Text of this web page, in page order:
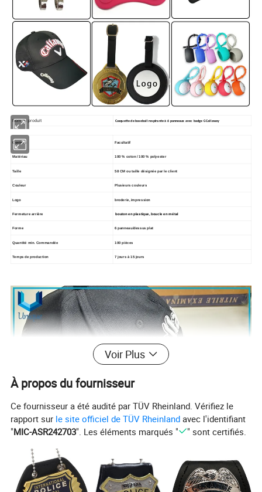
Nom du produit Casquette de baseball respirante à 6 panneaux avec badge C-Callaway
Contenu Facultatif
Matériau 100 % coton / 100 % polyester
Taille 58 CM ou taille désignée par le client
Couleur Plusieurs couleurs
Logo broderie, impression
Fermeture arrière bouton en plastique, boucle en métal
Forme 6 panneau/dessus plat
Quantité min. Commandée 100 pièces
Temps de production 7 jours à 15 jours
Voir Plus
À propos du fournisseur
Ce fournisseur a été audité par TÜV Rheinland. Vérifiez le
rapport sur le site officiel de TÜV Rheinland avec l'identifiant
"MIC-ASR242703". Les éléments marqués " " sont certifiés.